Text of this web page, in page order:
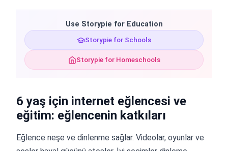
Use Storypie for Education
Storypie for Schools
Storypie for Homeschools
6 yaş için internet eğlencesi ve
eğitim: eğlencenin katkıları
Eğlence neşe ve dinlenme sağlar. Videolar, oyunlar ve